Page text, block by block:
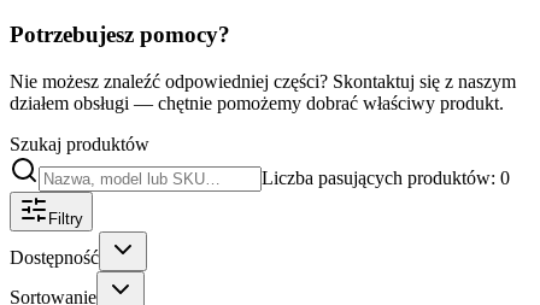
Potrzebujesz pomocy?
Nie możesz znaleźć odpowiedniej części? Skontaktuj się z naszym
działem obsługi — chętnie pomożemy dobrać właściwy produkt.
Szukaj produktów
Liczba pasujących produktów: 0
Filtry
Dostępność
Sortowanie